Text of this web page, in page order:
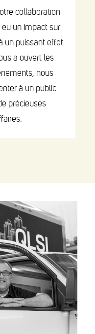
collaboration
un impact sur
un puissant effet
a ouvert les
nous
à un public
précieuses